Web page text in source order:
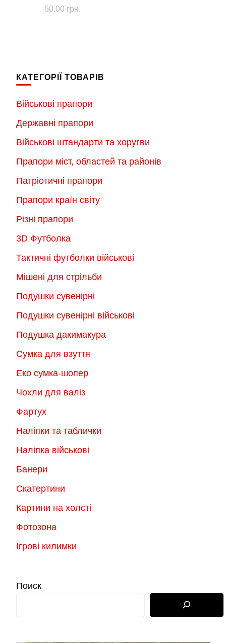
50.00 грн.
КАТЕГОРІЇ ТОВАРІВ
Військові прапори
Державні прапори
Військові штандарти та хоругви
Прапори міст, областей та районів
Патріотичні прапори
Прапори країн світу
Різні прапори
3D Футболка
Тактичні футболки військові
Мішені для стрільби
Подушки сувенірні
Подушки сувенірні військові
Подушка дакимакура
Сумка для взуття
Еко сумка-шопер
Чохли для валіз
Фартух
Наліпки та таблички
Наліпка військові
Банери
Скатертини
Картини на холсті
Фотозона
Ігрові килимки
Поиск